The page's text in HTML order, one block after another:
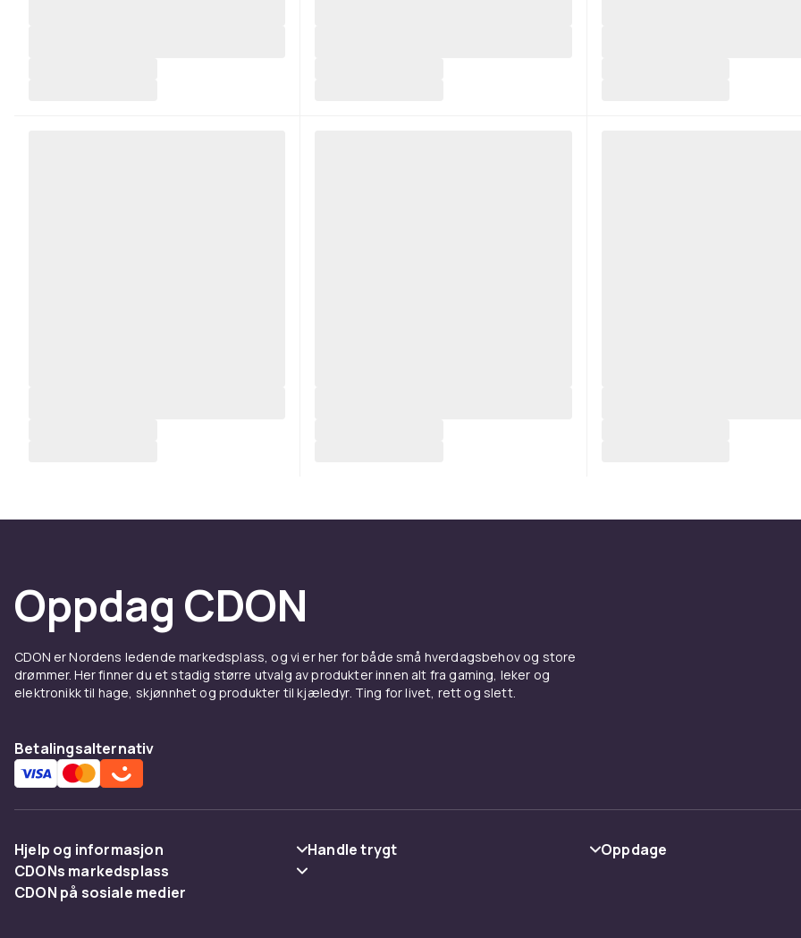
Oppdag CDON
CDON er Nordens ledende markedsplass, og vi er her for både små hverdagsbehov og store
drømmer. Her finner du et stadig større utvalg av produkter innen alt fra gaming, leker og
elektronikk til hage, skjønnhet og produkter til kjæledyr. Ting for livet, rett og slett.
Betalingsalternativ
Hjelp og informasjon
Vanlige spørsmål
Handle trygt
Oppdage
CDONs markedsplass
Merchant Help Center
CDON på sosiale medier